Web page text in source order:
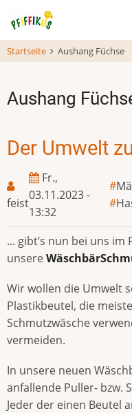
zum
Inhalt
Startseite Aushang Füchse
Aushang
Der Umwelt
feist
Fr.,
03.11.2023 -
13:32
... gibt’s nun bei uns im
unsere
Wir wollen die Umwelt
Plastikbeutel, die
Schmutzwäsche
vermeiden.
In unsere neuen
anfallende Puller- bzw.
Jeder der einen Beutel